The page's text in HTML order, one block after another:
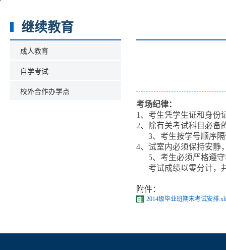
继续教育
成人教育
自学考试
校外合作办学点
考场纪律：
1 、考生凭学生证和身份
2、除有关考试科目必备
3、考生按学号顺序
4、试室内必须保持安静
5、考生必须严格遵
考试成绩以零分计，
附件：
2014级毕业班期末考试安排